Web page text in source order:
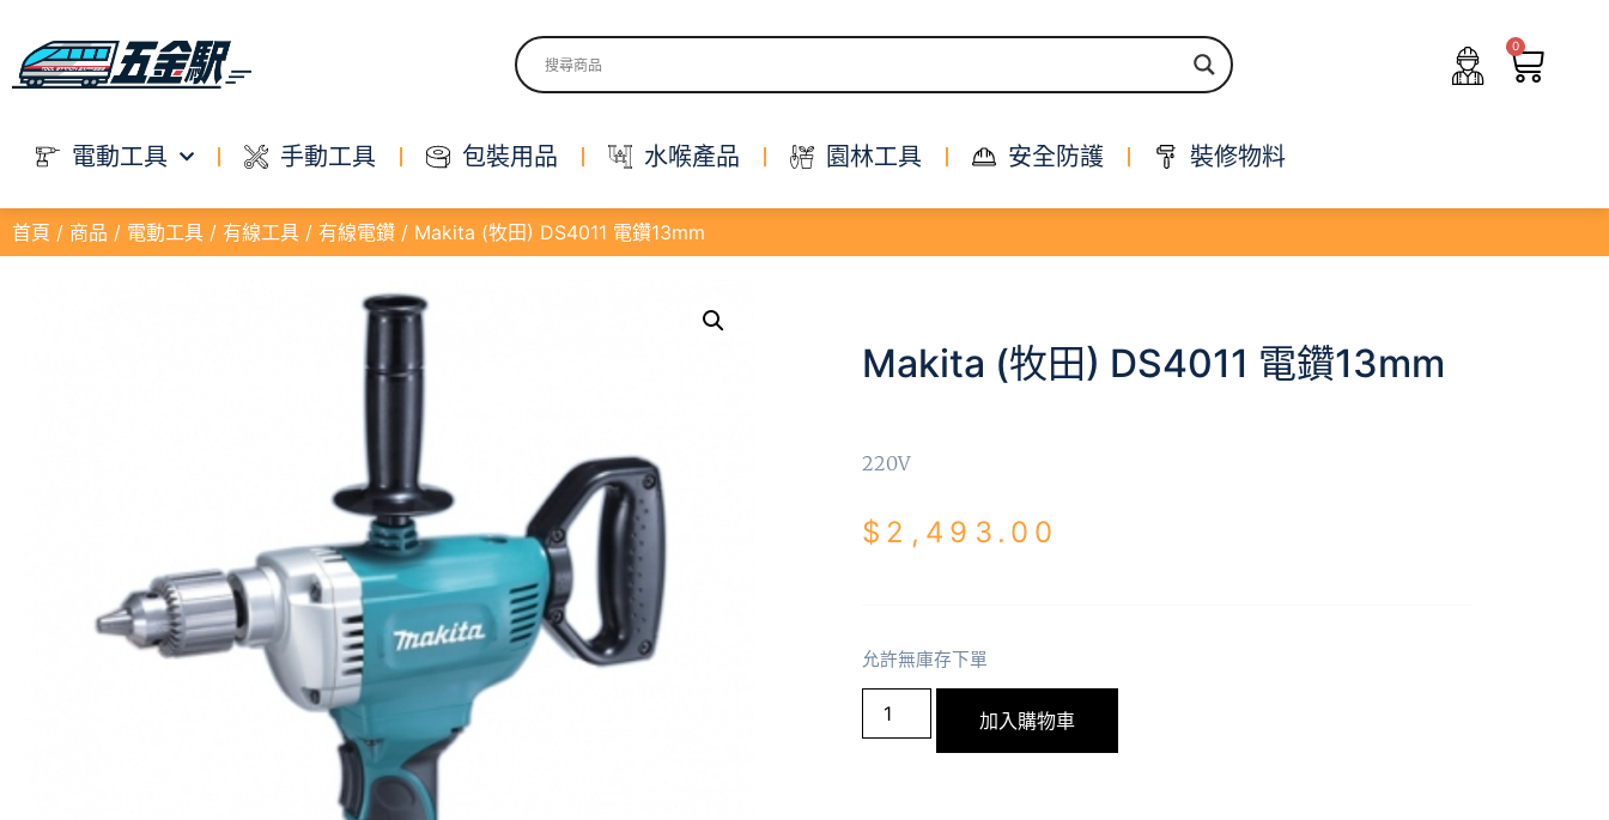
0
電動工具 手動工具 包裝用品 水喉產品 園林工具 安全防護 裝修物料
首頁 / 商品 / 電動工具 / 有線工具 / 有線電鑽 / Makita (牧田) DS4011 電鑽13mm
Makita (牧田) DS4011 電鑽13mm
220V
$ 2,493.00
允許無庫存下單
加入購物車